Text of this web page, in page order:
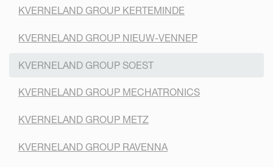
KVERNELAND GROUP KERTEMINDE
KVERNELAND GROUP NIEUW-VENNEP
KVERNELAND GROUP SOEST
KVERNELAND GROUP MECHATRONICS
KVERNELAND GROUP METZ
KVERNELAND GROUP RAVENNA